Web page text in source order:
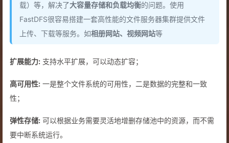
载）等，解决了大容量存储和负载均衡的问题。使用
FastDFS很容易搭建一套高性能的文件服务器集群提供文件
上传、下载等服务。如相册网站、视频网站等
扩展能力: 支持水平扩展，可以动态扩容；
高可用性: 一是整个文件系统的可用性，二是数据的完整和一致
性；
弹性存储: 可以根据业务需要灵活地增删存储池中的资源，而不需
要中断系统运行。